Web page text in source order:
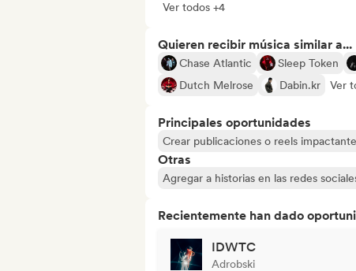
Ver todos +4
Quieren recibir música similar a...
Chase Atlantic Sleep Token
Dutch Melrose
Dabin.kr Ver
Principales oportunidades
Crear publicaciones o reels
Otras
Agregar a historias en las redes
Recientemente han dado
IDWTC
Adrobski